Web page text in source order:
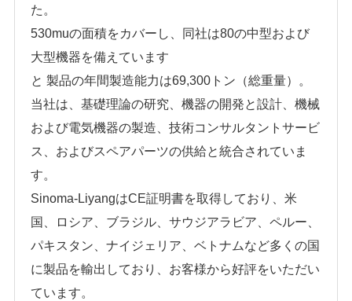
た。
530muの面積をカバーし、同社は80の中型および
大型機器を備えています
と 製品の年間製造能力は69,300トン（総重量）。
当社は、基礎理論の研究、機器の開発と設計、機械
および電気機器の製造、技術コンサルタントサービ
ス、およびスペアパーツの供給と統合されていま
す。
Sinoma-LiyangはCE証明書を取得しており、米
国、ロシア、ブラジル、サウジアラビア、ペルー、
パキスタン、ナイジェリア、ベトナムなど多くの国
に製品を輸出しており、お客様から好評をいただい
ています。